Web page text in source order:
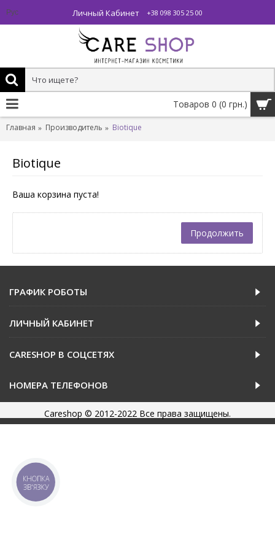
Рус Личный Кабинет +38 098 305 25 00
Товаров 0 (0 грн.)
Главная Производитель Biotique
Biotique
Ваша корзина пуста!
Продолжить
ГРАФИК РОБОТЫ
ЛИЧНЫЙ КАБИНЕТ
CARESHOP В СОЦСЕТЯХ
НОМЕРА ТЕЛЕФОНОВ
Careshop © 2012-2022 Все права защищены.
КНОПКА
ЗВ'ЯЗКУ